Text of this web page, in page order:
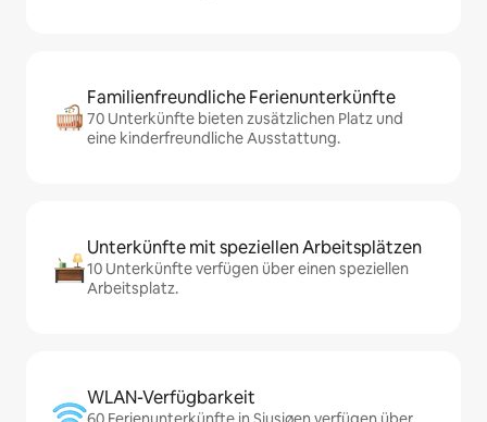
Familienfreundliche Ferienunterkünfte
70 Unterkünfte bieten zusätzlichen Platz und
eine kinderfreundliche Ausstattung.
Unterkünfte mit speziellen Arbeitsplätzen
10 Unterkünfte verfügen über einen speziellen
Arbeitsplatz.
WLAN-Verfügbarkeit